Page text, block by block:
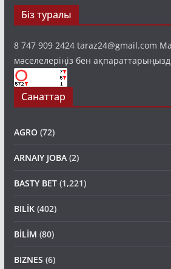
Біз туралы
8 747 909 2424 taraz24@gmail.com
мәселелеріңіз бен
Санаттар
AGRO(72)
ARNAIY JOBA(2)
BASTY BET(1,221)
BILİK(402)
BİLİM (80)
BIZNES (6)